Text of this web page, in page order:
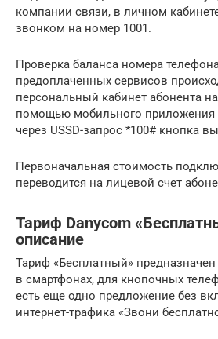
компании связи, в личном
звонком на номер 1001.
Проверка баланса номера
предоплаченных сервисов
персональный кабинет абонента
помощью мобильного приложения
через USSD-запрос *100# кнопка
Первоначальная стоимость
переводится на лицевой счет
Тариф Danycom
описание
Тариф «Бесплатный»
в смартфонах, для кнопочных
есть еще одно предложение без
интернет-трафика «Звони